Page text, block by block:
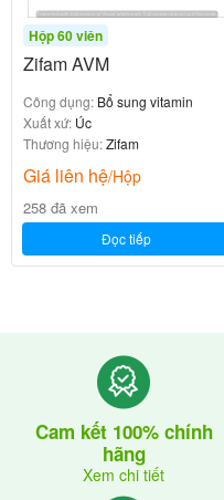
Hộp 60 viên
Zifam AVM
Công dụng: Bổ sung vitamin
Xuất xứ: Úc
Thương hiệu:Zifam
Giá liên hệ/Hộp
258 đã xem
Đọc tiếp
Cam kết 100% chính
hãng
Xem chi tiết